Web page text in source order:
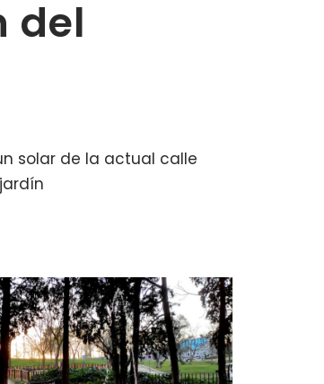
del
solar de la actual calle